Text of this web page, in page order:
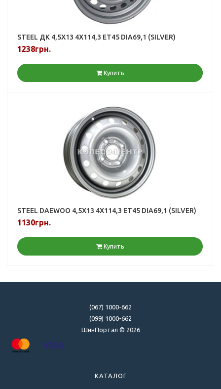
STEEL ДК 4,5X13 4X114,3 ET45 DIA69,1 (SILVER)
1238грн.
Купить
STEEL DAEWOO 4,5X13 4X114,3 ET45 DIA69,1 (SILVER)
1130грн.
Купить
(067) 1000-662
(099) 1000-662
ШинПортал © 2026
КАТАЛОГ